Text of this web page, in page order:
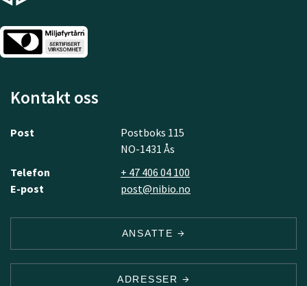
Kontakt oss
Post
Postboks 115
NO-1431 Ås
Telefon
+ 47 406 04 100
E-post
post@nibio.no
ANSATTE
ADRESSER